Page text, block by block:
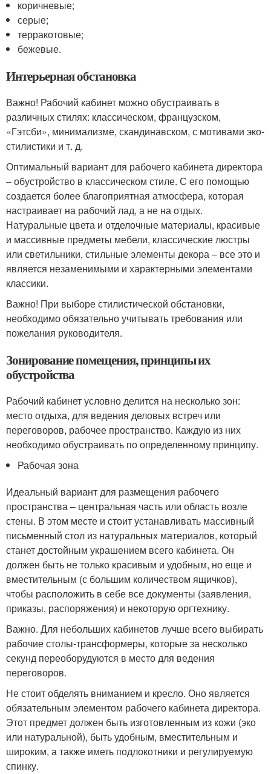
коричневые;
серые;
терракотовые;
бежевые.
Интерьерная обстановка
Важно! Рабочий кабинет можно обустраивать в
различных стилях: классическом, французском,
«Гэтсби», минимализме, скандинавском, с мотивами эко-
стилистики и т. д.
Оптимальный вариант для рабочего кабинета директора
– обустройство в классическом стиле. С его помощью
создается более благоприятная атмосфера, которая
настраивает на рабочий лад, а не на отдых.
Натуральные цвета и отделочные материалы, красивые
и массивные предметы мебели, классические люстры
или светильники, стильные элементы декора – все это и
является незаменимыми и характерными элементами
классики.
Важно! При выборе стилистической обстановки,
необходимо обязательно учитывать требования или
пожелания руководителя.
Зонирование помещения, принципы их
обустройства
Рабочий кабинет условно делится на несколько зон:
место отдыха, для ведения деловых встреч или
переговоров, рабочее пространство. Каждую из них
необходимо обустраивать по определенному принципу.
Рабочая зона
Идеальный вариант для размещения рабочего
пространства – центральная часть или область возле
стены. В этом месте и стоит устанавливать массивный
письменный стол из натуральных материалов, который
станет достойным украшением всего кабинета. Он
должен быть не только красивым и удобным, но еще и
вместительным (с большим количеством ящичков),
чтобы расположить в себе все документы (заявления,
приказы, распоряжения) и некоторую оргтехнику.
Важно. Для небольших кабинетов лучше всего выбирать
рабочие столы-трансформеры, которые за несколько
секунд переоборудуются в место для ведения
переговоров.
Не стоит обделять вниманием и кресло. Оно является
обязательным элементом рабочего кабинета директора.
Этот предмет должен быть изготовленным из кожи (эко
или натуральной), быть удобным, вместительным и
широким, а также иметь подлокотники и регулируемую
спинку.